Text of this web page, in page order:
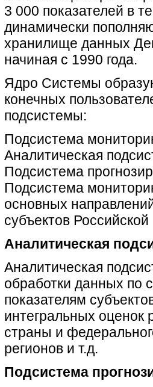
3 000 показателей в
динамически
хранилище данных
начиная с 1990 года.
Ядро Системы
конечных
подсистемы:
Подсистема
Аналитическая
Подсистема
Подсистема
основных
субъектов
Аналитическая
Аналитическая
обработки данных по
показателям
интегральных оценок
страны и
регионов и т.д.
Подсистема